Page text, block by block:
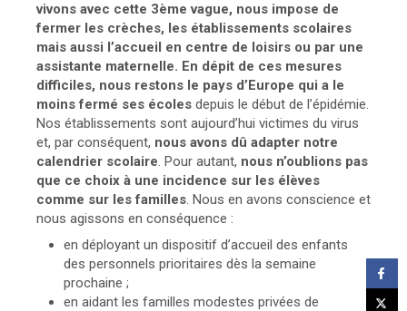
vivons avec cette 3ème vague, nous impose de
fermer les crèches, les établissements scolaires
mais aussi l’accueil en centre de loisirs ou par une
assistante maternelle. En dépit de ces mesures
difficiles, nous restons le pays d’Europe qui a le
moins fermé ses écoles depuis le début de l’épidémie.
Nos établissements sont aujourd’hui victimes du virus
et, par conséquent, nous avons dû adapter notre
calendrier scolaire. Pour autant, nous n’oublions pas
que ce choix à une incidence sur les élèves
comme sur les familles. Nous en avons conscience et
nous agissons en conséquence :
en déployant un dispositif d’accueil des enfants
des personnels prioritaires dès la semaine
prochaine ;
en aidant les familles modestes privées de